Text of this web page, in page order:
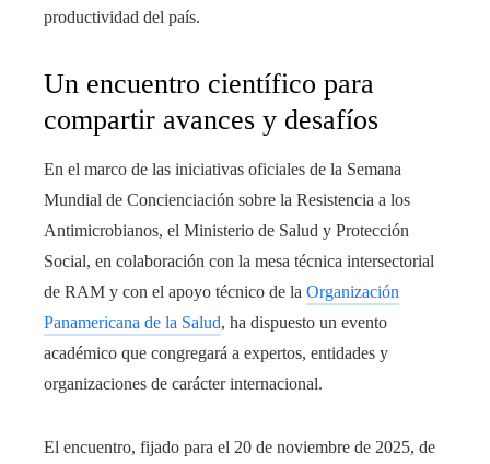
productividad del país.
Un encuentro científico para
compartir avances y desafíos
En el marco de las iniciativas oficiales de la Semana
Mundial de Concienciación sobre la Resistencia a los
Antimicrobianos, el Ministerio de Salud y Protección
Social, en colaboración con la mesa técnica intersectorial
de RAM y con el apoyo técnico de la Organización
Panamericana de la Salud, ha dispuesto un evento
académico que congregará a expertos, entidades y
organizaciones de carácter internacional.
El encuentro, fijado para el 20 de noviembre de 2025, de